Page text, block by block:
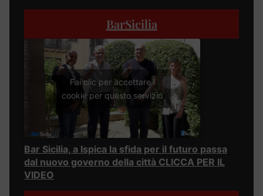
BarSicilia
Fai clic per accettare i
cookie per questo servizio
Bar Sicilia, a Ispica la sfida per il futuro passa
dal nuovo governo della città CLICCA PER IL
VIDEO